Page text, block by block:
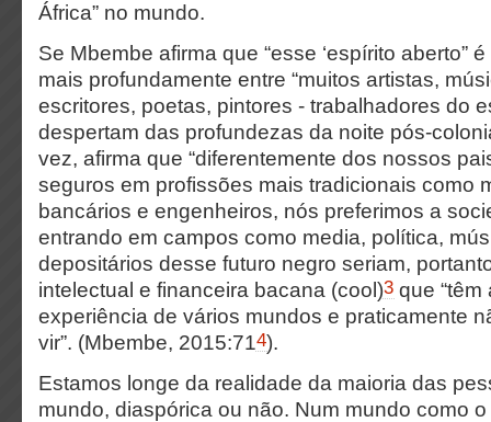
África” no mundo.
Se Mbembe afirma que “esse ‘espírito aberto”
mais profundamente entre “muitos artistas,
escritores, poetas, pintores - trabalhadores do
despertam das profundezas da noite pós-
vez, afirma que “diferentemente dos nossos
seguros em profissões mais tradicionais como
bancários e engenheiros, nós preferimos a
entrando em campos como media, política,
depositários desse futuro negro seriam,
intelectual e financeira bacana (cool)3 que “têm
experiência de vários mundos e praticamente
vir”. (Mbembe, 2015:714).
Estamos longe da realidade da maioria das
mundo, diaspórica ou não. Num mundo como